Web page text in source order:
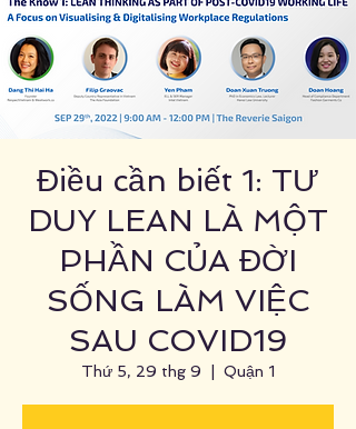
Điều cần biết 1: TƯ
DUY LEAN LÀ MỘT
PHẦN CỦA ĐỜI
SỐNG LÀM VIỆC
SAU COVID19
Thứ 5, 29 thg 9 Quận 1